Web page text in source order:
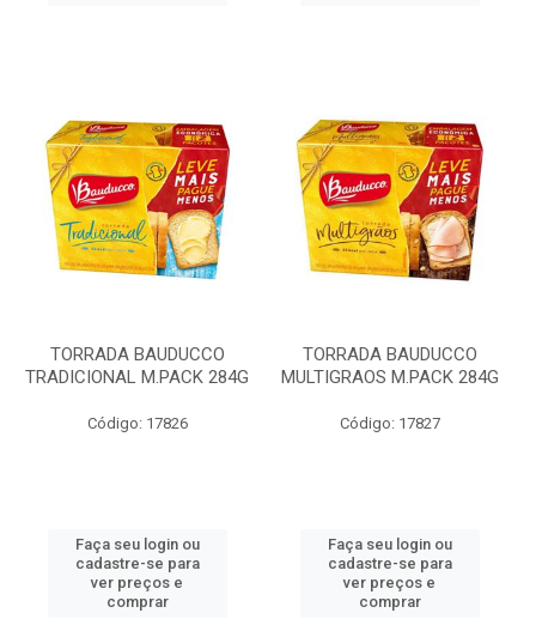
TORRADA BAUDUCCO
TRADICIONAL M.PACK 284G
Código: 17826
Faça seu login ou
cadastre-se para
ver preços e
comprar
TORRADA BAUDUCCO
MULTIGRAOS M.PACK 284G
Código: 17827
Faça seu login ou
cadastre-se para
ver preços e
comprar